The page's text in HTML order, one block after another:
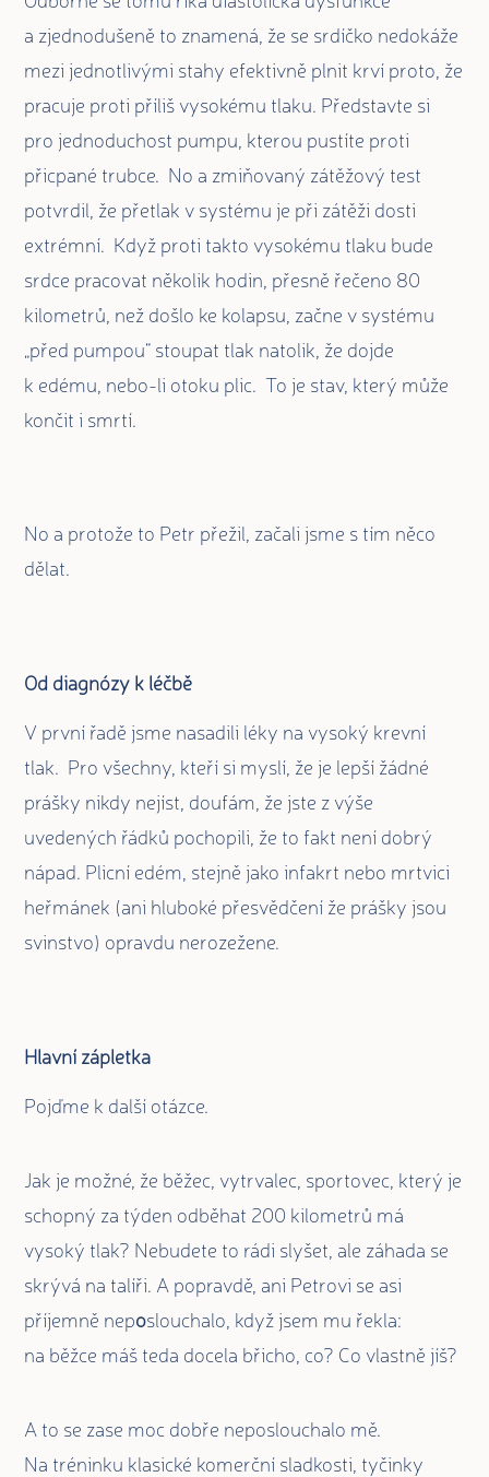
a zjednodušeně to znamená, že se srdíčko nedokáže
mezi jednotlivými stahy efektivně plnit krví proto, že
pracuje proti příliš vysokému tlaku. Představte si
pro jednoduchost pumpu, kterou pustíte proti
přicpané trubce. No a zmiňovaný zátěžový test
potvrdil, že přetlak v systému je při zátěži dosti
extrémní. Když proti takto vysokému tlaku bude
srdce pracovat několik hodin, přesně řečeno 80
kilometrů, než došlo ke kolapsu, začne v systému
„před pumpou“ stoupat tlak natolik, že dojde
k edému, nebo-li otoku plic. To je stav, který může
končit i smrtí.
No a protože to Petr přežil, začali jsme s tím něco
dělat.
Od diagnózy k léčbě
V první řadě jsme nasadili léky na vysoký krevní
tlak. Pro všechny, kteří si myslí, že je lepší žádné
prášky nikdy nejíst, doufám, že jste z výše
uvedených řádků pochopili, že to fakt není dobrý
nápad. Plicní edém, stejně jako infakrt nebo mrtvici
heřmánek (ani hluboké přesvědčení že prášky jsou
svinstvo) opravdu nerozežene.
Hlavní zápletka
Pojďme k další otázce.
Jak je možné, že běžec, vytrvalec, sportovec, který je
schopný za týden odběhat 200 kilometrů má
vysoký tlak? Nebudete to rádi slyšet, ale záhada se
skrývá na talíři. A popravdě, ani Petrovi se asi
příjemně neposlouchalo, když jsem mu řekla:
na běžce máš teda docela břicho, co? Co vlastně jíš?
A to se zase moc dobře neposlouchalo mě.
Na tréninku klasické komerční sladkosti, tyčinky